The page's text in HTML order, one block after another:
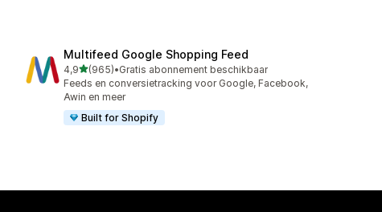
Multifeed Google Shopping Feed
4,9van 5 sterren
(965)
965 recensies in totaal
•Gratis abonnement beschikbaar
Feeds en conversietracking voor Google, Facebook,
Awin en meer
Built for Shopify